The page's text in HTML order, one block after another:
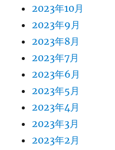
2023年10月
2023年9月
2023年8月
2023年7月
2023年6月
2023年5月
2023年4月
2023年3月
2023年2月